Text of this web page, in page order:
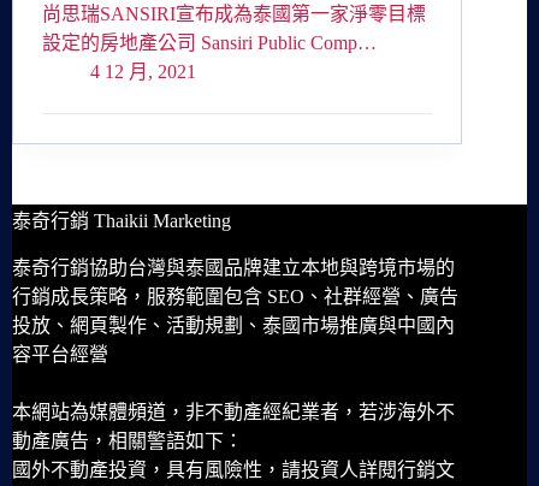
尚思瑞SANSIRI宣布成為泰國第一家淨零目標
設定的房地產公司 Sansiri Public Comp…
4 12 月, 2021
泰奇行銷 Thaikii Marketing
泰奇行銷協助台灣與泰國品牌建立本地與跨境市場的
行銷成長策略，服務範圍包含 SEO、社群經營、廣告
投放、網頁製作、活動規劃、泰國市場推廣與中國內
容平台經營
本網站為媒體頻道，非不動產經紀業者，若涉海外不
動產廣告，相關警語如下：
國外不動產投資，具有風險性，請投資人詳閱行銷文